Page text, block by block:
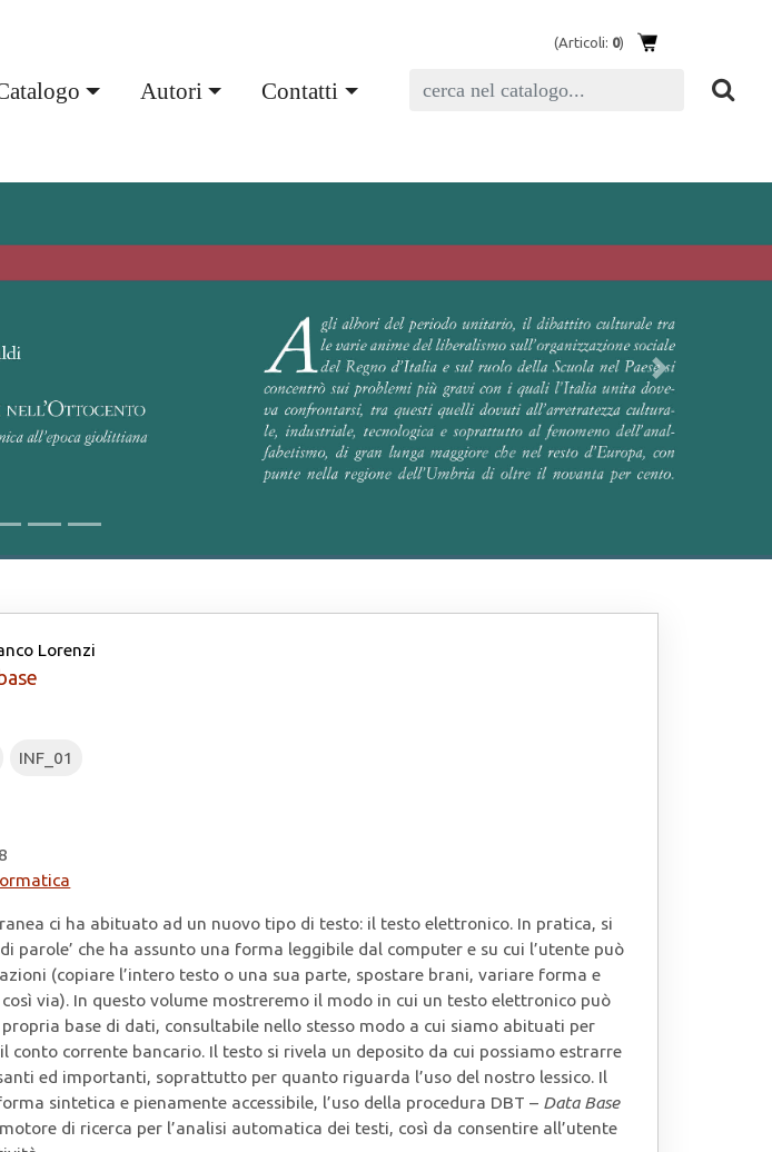
(Articoli: 0)
Autori Contatti
Next
Lorenzi
INF_01
ci ha abituato ad un nuovo tipo di testo: il testo elettronico. In pratica, si
parole’ che ha assunto una forma leggibile dal computer e su cui l’utente può
(copiare l’intero testo o una sua parte, spostare brani, variare forma e
via). In questo volume mostreremo il modo in cui un testo elettronico può
base di dati, consultabile nello stesso modo a cui siamo abituati per
conto corrente bancario. Il testo si rivela un deposito da cui possiamo estrarre
ed importanti, soprattutto per quanto riguarda l’uso del nostro lessico. Il
sintetica e pienamente accessibile, l’uso della procedura DBT – Data Base
di ricerca per l’analisi automatica dei testi, così da consentire all’utente